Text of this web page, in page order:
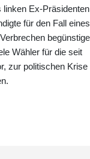
linken Ex-Präsidenten
für den Fall eines
Wähler für die seit
zur politischen Krise